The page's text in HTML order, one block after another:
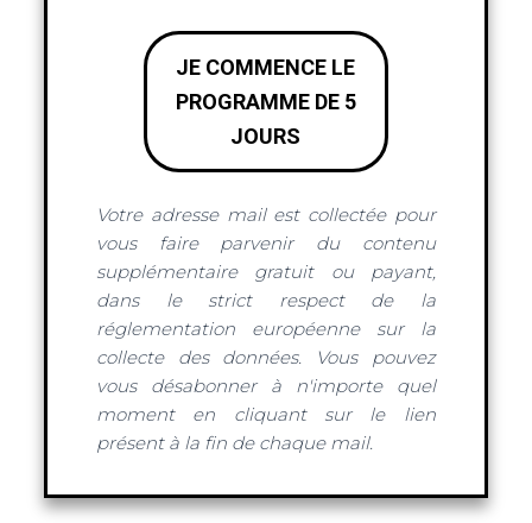
JE COMMENCE LE
PROGRAMME DE 5
JOURS
Votre adresse mail est collectée pour
vous faire parvenir du contenu
supplémentaire gratuit ou payant,
dans le strict respect de la
réglementation européenne sur la
collecte des données. Vous pouvez
vous désabonner à n'importe quel
moment en cliquant sur le lien
présent à la fin de chaque mail.